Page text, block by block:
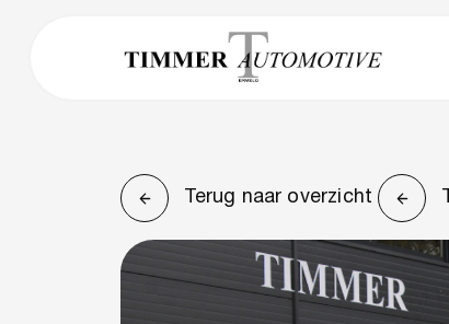
Terug naar overzicht